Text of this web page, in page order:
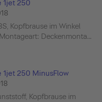
1jet 250
Kopfbrause im Winkel
Deckenmonta...
1jet 250 MinusFlow
Kopfbrause im